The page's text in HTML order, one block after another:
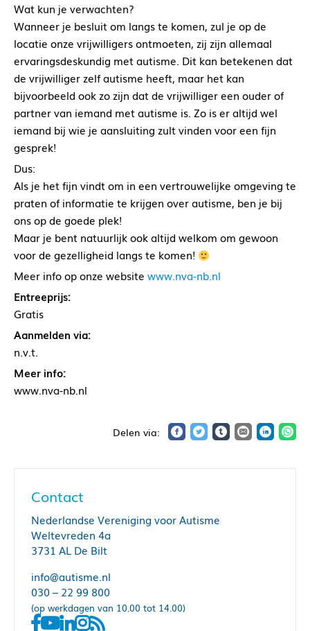
Wat kun je verwachten?
Wanneer je besluit om langs te komen, zul je op de
locatie onze vrijwilligers ontmoeten, zij zijn allemaal
ervaringsdeskundig met autisme. Dit kan betekenen dat
de vrijwilliger zelf autisme heeft, maar het kan
bijvoorbeeld ook zo zijn dat de vrijwilliger een ouder of
partner van iemand met autisme is. Zo is er altijd wel
iemand bij wie je aansluiting zult vinden voor een fijn
gesprek!
Dus:
Als je het fijn vindt om in een vertrouwelijke omgeving te
praten of informatie te krijgen over autisme, ben je bij
ons op de goede plek!
Maar je bent natuurlijk ook altijd welkom om gewoon
voor de gezelligheid langs te komen!
Meer info op onze website www.nva-nb.nl
Entreeprijs:
Gratis
Aanmelden via:
n.v.t.
Meer info:
www.nva-nb.nl
Contact
Nederlandse Vereniging voor Autisme
Weltevreden 4a
3731 AL De Bilt
info@autisme.nl
030 – 22 99 800
(op werkdagen van 10.00 tot 14.00)